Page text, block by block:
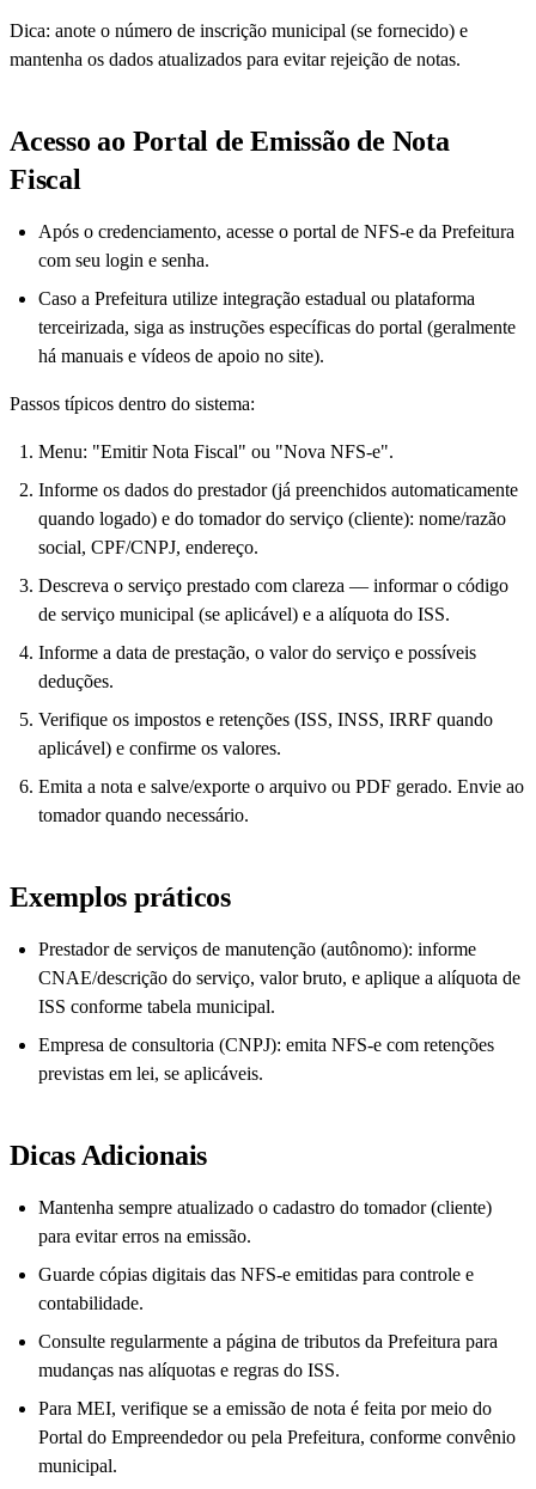
Dica: anote o número de inscrição municipal (se fornecido) e
mantenha os dados atualizados para evitar rejeição de notas.
Acesso ao Portal de Emissão de Nota
Fiscal
Após o credenciamento, acesse o portal de NFS-e da Prefeitura
com seu login e senha.
Caso a Prefeitura utilize integração estadual ou plataforma
terceirizada, siga as instruções específicas do portal (geralmente
há manuais e vídeos de apoio no site).
Passos típicos dentro do sistema:
Menu: "Emitir Nota Fiscal" ou "Nova NFS-e".
Informe os dados do prestador (já preenchidos automaticamente
quando logado) e do tomador do serviço (cliente): nome/razão
social, CPF/CNPJ, endereço.
Descreva o serviço prestado com clareza — informar o código
de serviço municipal (se aplicável) e a alíquota do ISS.
Informe a data de prestação, o valor do serviço e possíveis
deduções.
Verifique os impostos e retenções (ISS, INSS, IRRF quando
aplicável) e confirme os valores.
Emita a nota e salve/exporte o arquivo ou PDF gerado. Envie ao
tomador quando necessário.
Exemplos práticos
Prestador de serviços de manutenção (autônomo): informe
CNAE/descrição do serviço, valor bruto, e aplique a alíquota de
ISS conforme tabela municipal.
Empresa de consultoria (CNPJ): emita NFS-e com retenções
previstas em lei, se aplicáveis.
Dicas Adicionais
Mantenha sempre atualizado o cadastro do tomador (cliente)
para evitar erros na emissão.
Guarde cópias digitais das NFS-e emitidas para controle e
contabilidade.
Consulte regularmente a página de tributos da Prefeitura para
mudanças nas alíquotas e regras do ISS.
Para MEI, verifique se a emissão de nota é feita por meio do
Portal do Empreendedor ou pela Prefeitura, conforme convênio
municipal.